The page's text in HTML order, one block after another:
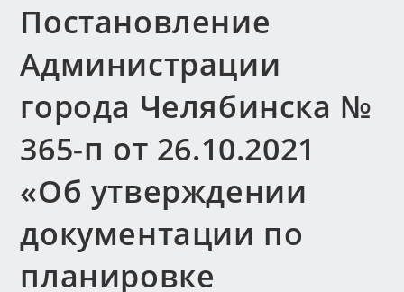
Постановление
Администрации
города Челябинска №
365-п от 26.10.2021
«Об утверждении
документации по
планировке